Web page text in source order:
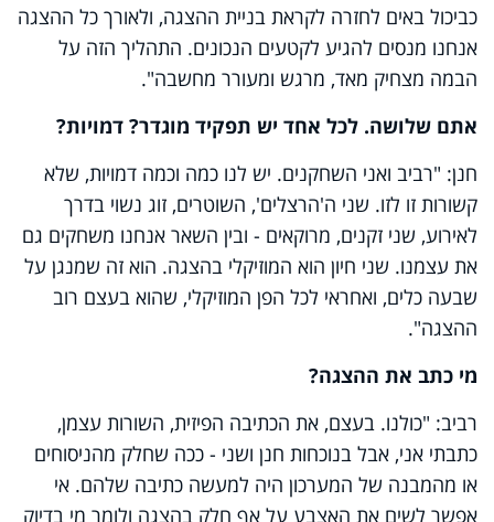
כביכול באים לחזרה לקראת בניית ההצגה, ולאורך כל ההצגה
אנחנו מנסים להגיע לקטעים הנכונים. התהליך הזה על
הבמה מצחיק מאד, מרגש ומעורר מחשבה".
אתם שלושה. לכל אחד יש תפקיד מוגדר? דמויות?
חנן: "רביב ואני השחקנים. יש לנו כמה וכמה דמויות, שלא
קשורות זו לזו. שני ה'הרצלים', השוטרים, זוג נשוי בדרך
לאירוע, שני זקנים, מרוקאים - ובין השאר אנחנו משחקים גם
את עצמנו. שני חיון הוא המוזיקלי בהצגה. הוא זה שמנגן על
שבעה כלים, ואחראי לכל הפן המוזיקלי, שהוא בעצם רוב
ההצגה".
מי כתב את ההצגה?
רביב: "כולנו. בעצם, את הכתיבה הפיזית, השורות עצמן,
כתבתי אני, אבל בנוכחות חנן ושני - ככה שחלק מהניסוחים
או מהמבנה של המערכון היה למעשה כתיבה שלהם. אי
אפשר לשים את האצבע על אף חלק בהצגה ולומר מי בדיוק